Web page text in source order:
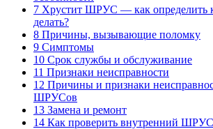
7 Хрустит ШРУС — как определить
делать?
8 Причины, вызывающие поломку
9 Симптомы
10 Срок службы и обслуживание
11 Признаки неисправности
12 Причины и признаки
ШРУСов
13 Замена и ремонт
14 Как проверить внутренний ШРУС